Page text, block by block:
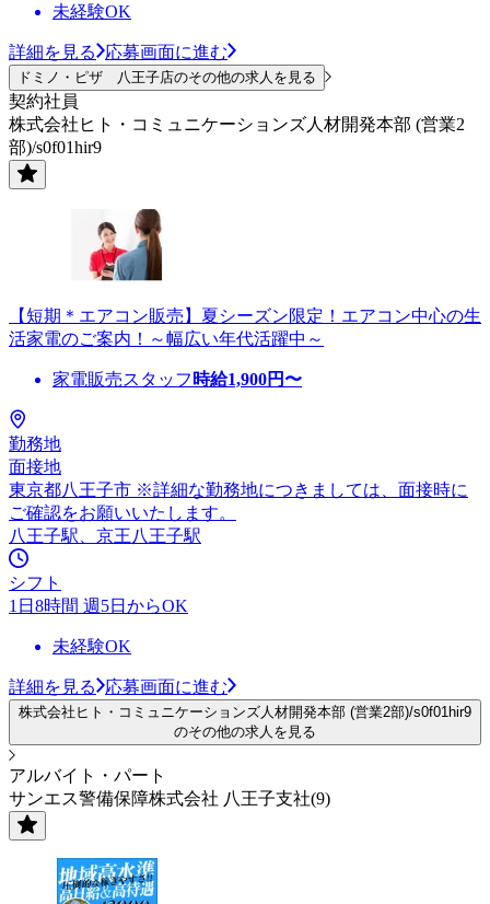
未経験OK
詳細を見る 応募画面に進む
ドミノ・ピザ 八王子店のその他の求人を見る
契約社員
株式会社ヒト・コミュニケーションズ人材開発本部 (営業2
部)/s0f01hir9
【短期＊エアコン販売】夏シーズン限定！エアコン中心の生
活家電のご案内！～幅広い年代活躍中～
家電販売スタッフ 時給1,900円〜
勤務地
面接地
東京都八王子市 ※詳細な勤務地につきましては、面接時に
ご確認をお願いいたします。
八王子駅、京王八王子駅
シフト
1日8時間 週5日からOK
未経験OK
詳細を見る 応募画面に進む
株式会社ヒト・コミュニケーションズ人材開発本部 (営業2部)/s0f01hir9
のその他の求人を見る
アルバイト・パート
サンエス警備保障株式会社 八王子支社(9)